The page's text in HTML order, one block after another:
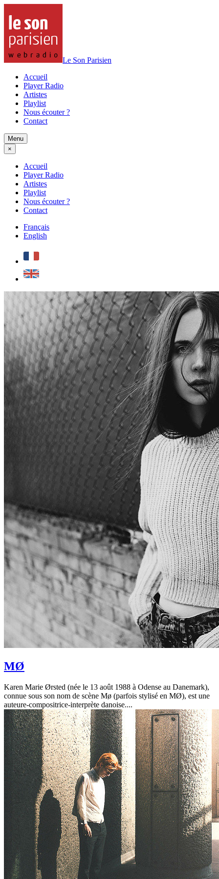
Le Son Parisien
Accueil
Player Radio
Artistes
Playlist
Nous écouter ?
Contact
Menu
×
Accueil
Player Radio
Artistes
Playlist
Nous écouter ?
Contact
Français
English
MØ
Karen Marie Ørsted (née le 13 août 1988 à Odense au Danemark),
connue sous son nom de scène Mø (parfois stylisé en MØ), est une
auteure-compositrice-interprète danoise....